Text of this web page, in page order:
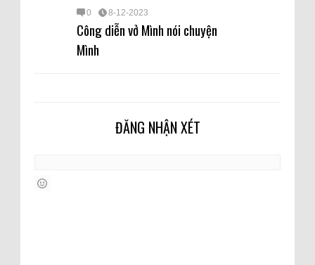
0 8-12-2023
Công diễn vở Mình nói chuyện
Mình
ĐĂNG NHẬN XÉT